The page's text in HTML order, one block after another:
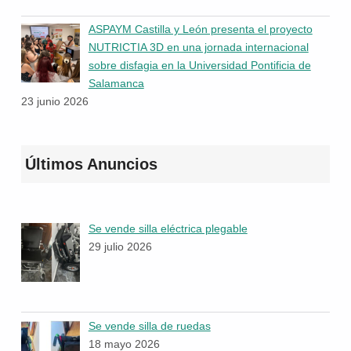
ASPAYM Castilla y León presenta el proyecto
NUTRICTIA 3D en una jornada internacional
sobre disfagia en la Universidad Pontificia de
Salamanca
23 junio 2026
Últimos Anuncios
Se vende silla eléctrica plegable
29 julio 2026
Se vende silla de ruedas
18 mayo 2026